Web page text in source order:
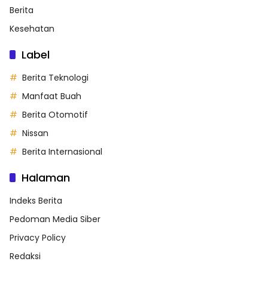
Berita
Kesehatan
Label
Berita Teknologi
Manfaat Buah
Berita Otomotif
Nissan
Berita Internasional
Halaman
Indeks Berita
Pedoman Media Siber
Privacy Policy
Redaksi